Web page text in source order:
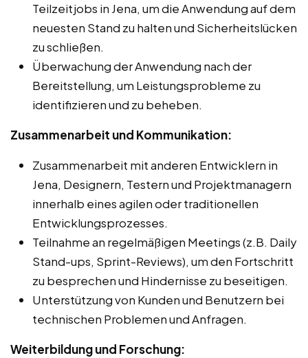
Teilzeitjobs in Jena, um die Anwendung auf dem
neuesten Stand zu halten und Sicherheitslücken
zu schließen.
Überwachung der Anwendung nach der
Bereitstellung, um Leistungsprobleme zu
identifizieren und zu beheben.
Zusammenarbeit und Kommunikation:
Zusammenarbeit mit anderen Entwicklern in
Jena, Designern, Testern und Projektmanagern
innerhalb eines agilen oder traditionellen
Entwicklungsprozesses.
Teilnahme an regelmäßigen Meetings (z.B. Daily
Stand-ups, Sprint-Reviews), um den Fortschritt
zu besprechen und Hindernisse zu beseitigen.
Unterstützung von Kunden und Benutzern bei
technischen Problemen und Anfragen.
Weiterbildung und Forschung: